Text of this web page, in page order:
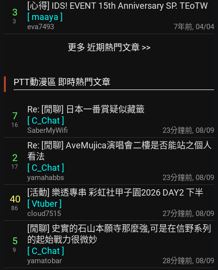
3
3
[心得] IDS! EVENT 15th Anniversary SP. TEoTW
[ maaya ]
eva7493 7年前, 04/04
更多 近期熱門文章 >>
PTT動漫區 即時熱門文章
7
16
Re: [閒聊] 日本一番賞疑似藏籤
[ C_Chat]
SaberMyWifi 23分鐘前, 08/09
2
17
Re: [閒聊] AveMujica演唱會二樓是否能站之個人
看法
[ C_Chat]
yamahabbs 23分鐘前, 08/09
40
86
[活動] 樂透專串 彩虹社甲子園2026 DAY2 下半
[Vtuber]
cloud7515 27分鐘前, 08/09
5
9
[閒聊] 史實的石山本願寺那麼強,可是在信野系列
的起始戰力很微妙
[ C_Chat]
yamatobar 28分鐘前, 08/09